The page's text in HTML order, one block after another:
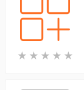
★ ★ ★ ★ ★
★ ★ ★ ★ ★